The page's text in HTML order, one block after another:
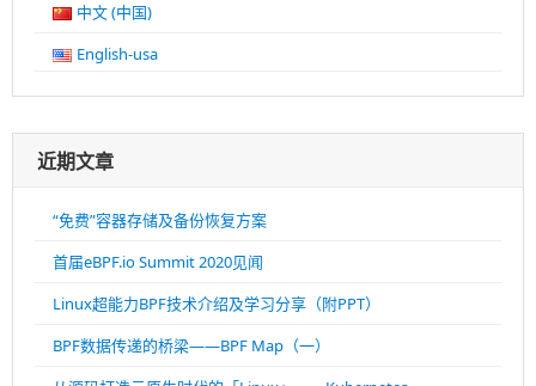
中文 (中国)
English-usa
近期文章
“免费”容器存储及备份恢复方案
首届eBPF.io Summit 2020见闻
Linux超能力BPF技术介绍及学习分享（附PPT）
BPF数据传递的桥梁——BPF Map（一）